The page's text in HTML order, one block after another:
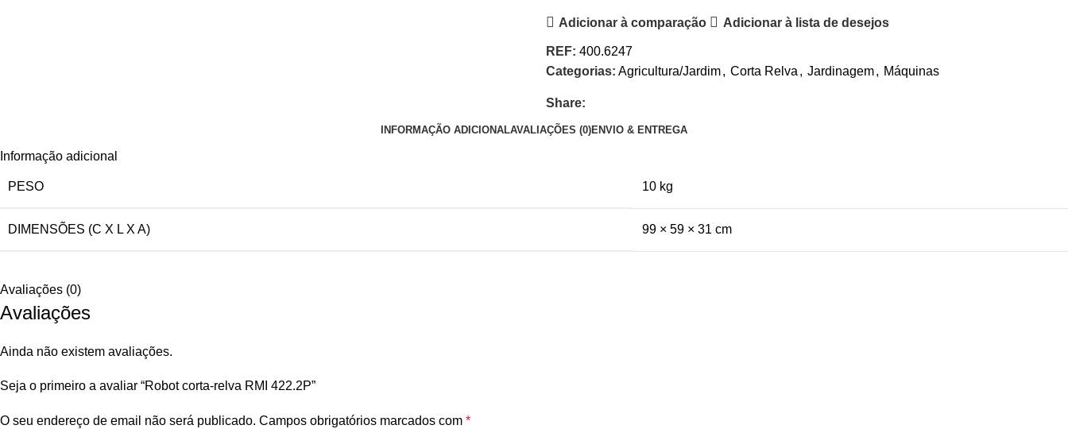
Adicionar à comparação Adicionar à lista de desejos
REF: 400.6247
Categorias: Agricultura/Jardim, Corta Relva , Jardinagem, Máquinas
Share:
INFORMAÇÃO ADICIONALAVALIAÇÕES (0)ENVIO & ENTREGA
Informação adicional
PESO 10 kg
DIMENSÕES (C X L X A) 99 × 59 × 31 cm
Avaliações (0)
Avaliações
Ainda não existem avaliações.
Seja o primeiro a avaliar “Robot corta-relva RMI 422.2P”
O seu endereço de email não será publicado. Campos obrigatórios marcados com *